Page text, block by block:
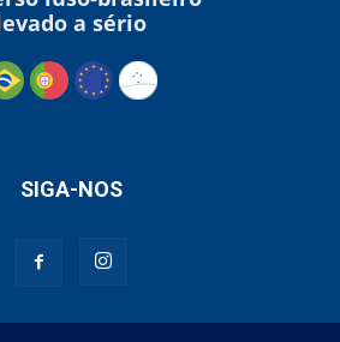
a sério
SIGA-NOS